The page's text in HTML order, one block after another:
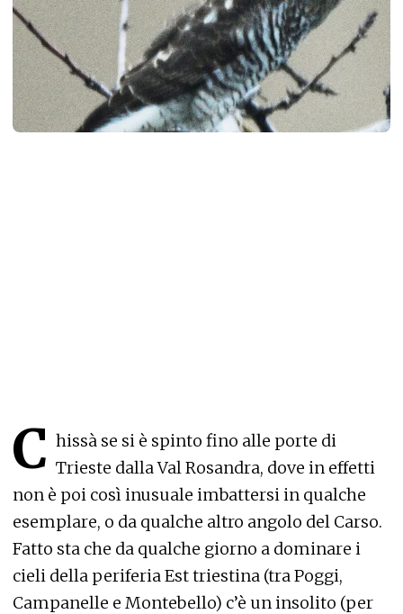
C hissà se si è spinto fino alle porte di
Trieste dalla Val Rosandra, dove in effetti
non è poi così inusuale imbattersi in qualche
esemplare, o da qualche altro angolo del Carso.
Fatto sta che da qualche giorno a dominare i
cieli della periferia Est triestina (tra Poggi,
Campanelle e Montebello) c’è un insolito (per